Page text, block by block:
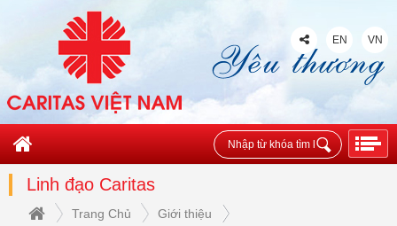
EN VN
Linh đạo Caritas
Trang Chủ Giới thiệu